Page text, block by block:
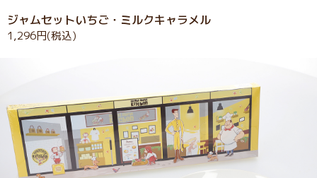
ジャムセットいちご・ミルクキャラメル
1,296円(税込)